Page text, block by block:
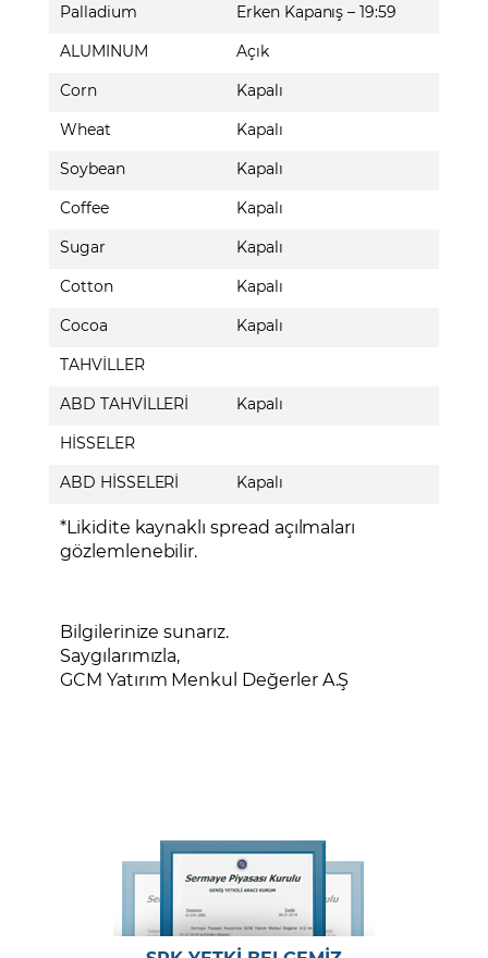
Palladium
Erken Kapanış – 19:59
ALUMINUM
Açık
Corn
Kapalı
Wheat
Kapalı
Soybean
Kapalı
Coffee
Kapalı
Sugar
Kapalı
Cotton
Kapalı
Cocoa
Kapalı
TAHVİLLER
ABD TAHVİLLERİ
Kapalı
HİSSELER
ABD HİSSELERİ
Kapalı
*Likidite kaynaklı spread açılmaları
gözlemlenebilir.
Bilgilerinize sunarız.
Saygılarımızla,
GCM Yatırım Menkul Değerler A.Ş